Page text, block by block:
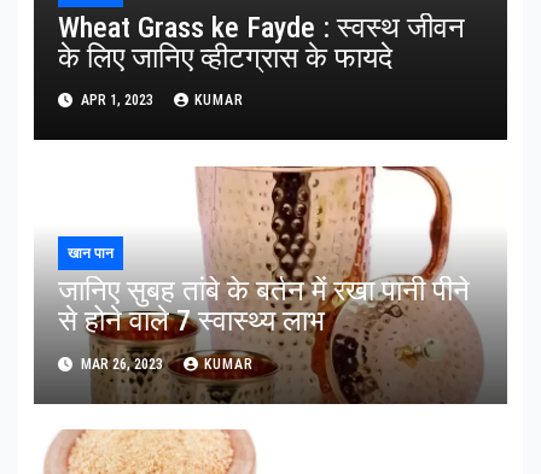
Wheat Grass ke Fayde : स्वस्थ जीवन
के लिए जानिए व्हीटग्रास के फायदे
APR 1, 2023 KUMAR
खान पान
जानिए सुबह तांबे के बर्तन में रखा पानी पीने
से होने वाले 7 स्वास्थ्य लाभ
MAR 26, 2023 KUMAR